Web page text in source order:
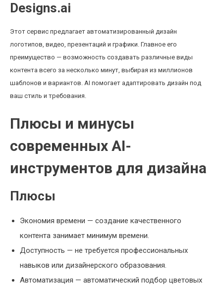
Designs.ai
Этот сервис предлагает автоматизированный дизайн
логотипов, видео, презентаций и графики. Главное его
преимущество — возможность создавать различные виды
контента всего за несколько минут, выбирая из миллионов
шаблонов и вариантов. AI помогает адаптировать дизайн под
ваш стиль и требования.
Плюсы и минусы
современных AI-
инструментов для дизайна
Плюсы
Экономия времени — создание качественного
контента занимает минимум времени.
Доступность — не требуется профессиональных
навыков или дизайнерского образования.
Автоматизация — автоматический подбор цветовых